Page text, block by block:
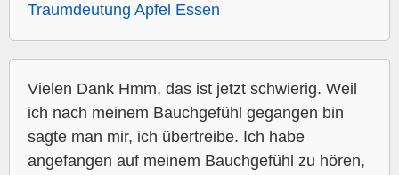
Traumdeutung Apfel Essen
Vielen Dank Hmm, das ist jetzt schwierig. Weil
ich nach meinem Bauchgefühl gegangen bin
sagte man mir, ich übertreibe. Ich habe
angefangen auf meinem Bauchgefühl zu hören,